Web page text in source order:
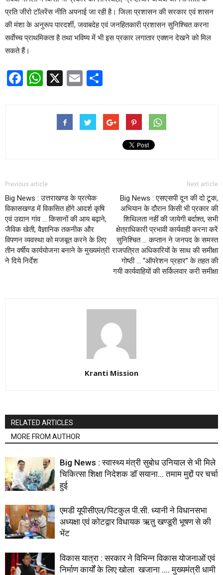
प्रति जीरो टॉलरेंस नीति अपनाई जा रही है। जिला प्रशासन की सरकार एवं शासन
की मंशा के अनुरूप पारदर्शी, जवाबदेह एवं जनहितकारी प्रशासन सुनिश्चित करना
सर्वाेच्च प्राथमिकता है तथा भविष्य में भी इस प्रकार लगातार एक्शन देखने को मिल
सकते हैं।
Facebook
WhatsApp
X Email
Previous article
Big News : उत्तराखण्ड के प्रत्येक
विकासखण्ड में विकसित होंगे आदर्श कृषि
एवं उद्यान गांव … किसानों की आय बढ़ाने,
जैविक खेती, वैज्ञानिक तकनीक और
विपणन व्यवस्था को मजबूत करने के लिए
तीन वर्षीय कार्ययोजना बनाने के मुख्यमंत्री
ने दिये निर्देश
Next article
Big News : एसएसपी दून की दो टूक,
अभियान के दौरान किसी भी प्रकार की
शिथिलता नहीं की जायेगी बर्दाश्त, सभी
क्षेत्राधिकारी प्रभावी कार्यवाही करना करें
सुनिश्चित … कप्तान ने जनपद के समस्त
राजपत्रित अधिकारियों के साथ की समीक्षा
गोष्ठी … “ऑपरेशन प्रहार” के तहत की
गयी कार्यवाहियों की सर्किलवार करी समीक्षा
Kranti Mission
RELATED ARTICLES
MORE FROM AUTHOR
Big News : स्वास्थ्य मंत्री सुबोध उनियाल से भी मिले
चिकित्सा शिक्षा निदेशक डॉ सयाना… तमाम मुद्दों पर चर्चा
हुई
एमडी यूपीसीएल/पिटकुल पी.सी. ध्यानी ने विधानसभा
अध्यक्षा एवं कोटद्वार विधायक ऋतु खण्डूरी भूषण से की
भेंट
विकास यात्रा : सरकार ने विभिन्न विकास योजनाओं एवं
निर्माण कार्यों के लिए खोला खजाना …. मुख्यमंत्री धामी